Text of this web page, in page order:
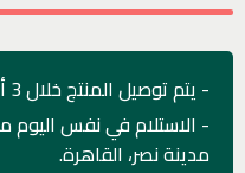
- يتم توصيل المنتج خلال 3 أيام.
مدينة نصر، القاهرة.